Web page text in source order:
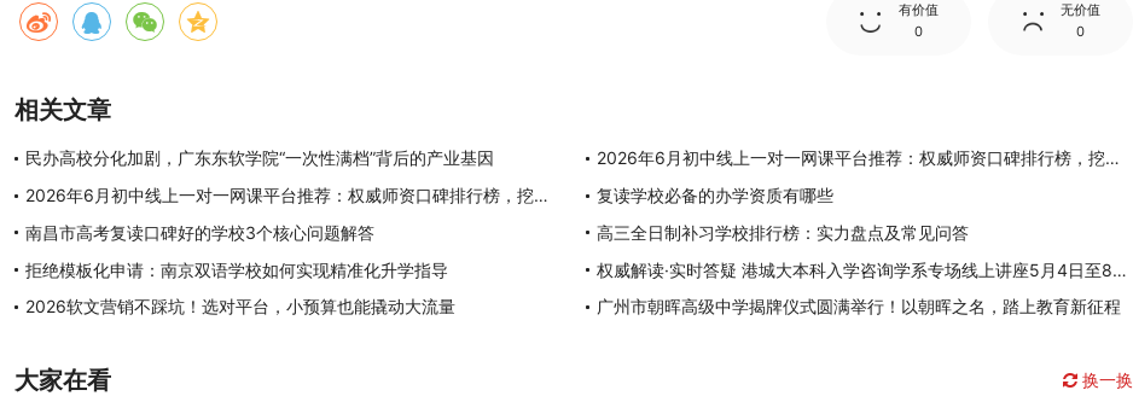
有价值
0
无价值
0
相关文章
民办高校分化加剧，广东东软学院“一次性满档”背后的产业基因
2026年6月初中线上一对一网课平台推荐：权威师资口碑排行榜，挖掘潜力突破学科上限
2026年6月初中线上一对一网课平台推荐：权威师资口碑排行榜，挖掘潜力突破学科上限
复读学校必备的办学资质有哪些
南昌市高考复读口碑好的学校3个核心问题解答
高三全日制补习学校排行榜：实力盘点及常见问答
拒绝模板化申请：南京双语学校如何实现精准化升学指导
权威解读·实时答疑 港城大本科入学咨询学系专场线上讲座5月4日至8日开启
2026软文营销不踩坑！选对平台，小预算也能撬动大流量
广州市朝晖高级中学揭牌仪式圆满举行！以朝晖之名，踏上教育新征程
大家在看 换一换